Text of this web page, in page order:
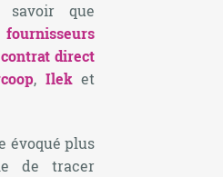
savoir que
direct
, Ileket
évoqué plus
de tracer